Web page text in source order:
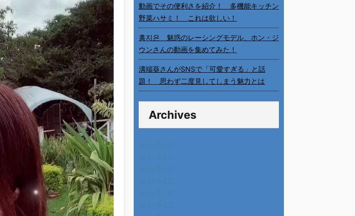
動画でその便利さを紹介！ 多機能キッチン
野菜ハサミ！ これは欲しい！
홍지은 魅惑のレーシングモデル、ホン・ジ
ウンさんの動画を集めてみた！
溝端葵さんがSNSで「可愛すぎる」と話
題！ 思わず二度見してしまう魅力とは
Archives